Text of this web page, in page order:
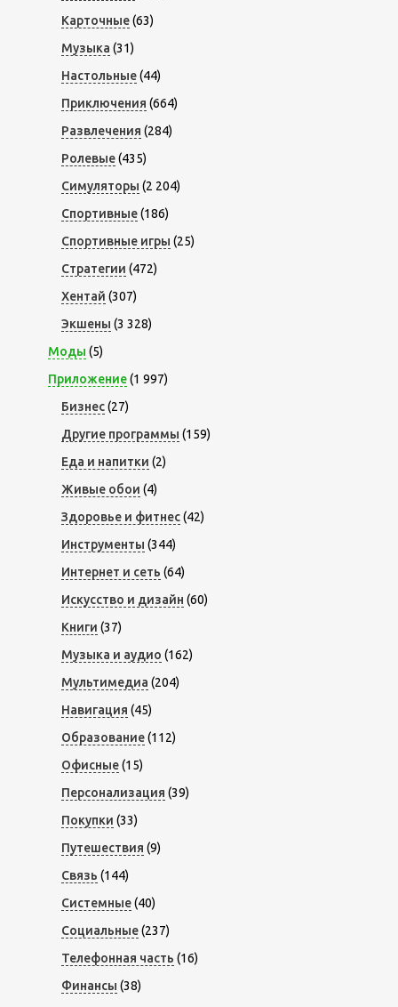
Карточные(63)
Музыка (31)
Настольные(44)
Приключения (664)
Развлечения (284)
Ролевые(435)
Симуляторы (2 204)
Спортивные(186)
Спортивные игры (25)
Стратегии (472)
Хентай (307)
Экшены (3 328)
Моды (5)
Приложение(1 997)
Бизнес(27)
Другие программы (159)
Еда и напитки (2)
Живые обои (4)
Здоровье и фитнес(42)
Инструменты (344)
Интернет и сеть (64)
Искусство и дизайн (60)
Книги (37)
Музыка и аудио (162)
Мультимедиа (204)
Навигация (45)
Образование(112)
Офисные(15)
Персонализация (39)
Покупки (33)
Путешествия (9)
Связь (144)
Системные(40)
Социальные(237)
Телефонная часть (16)
Финансы (38)